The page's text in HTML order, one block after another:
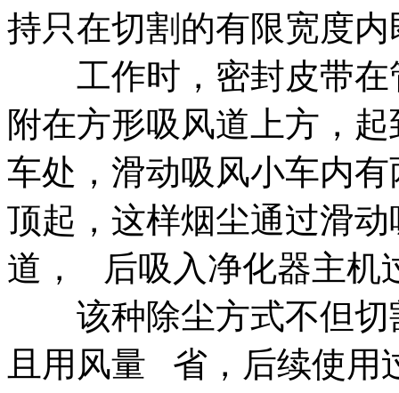
持只在切割的有限宽度
工作时，密封皮带在
附在方形吸风道上方，
车处，滑动吸风小车内
顶起，这样烟尘通过滑
道， 后吸入净化器主机
该种除尘方式不但切
且用风量 省，后续使用